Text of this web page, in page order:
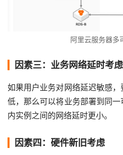
阿里云服务器多
因素三：业务网络延时考虑
如果用户业务对网络延迟敏感
低，那么可以将业务部署到同
内实例之间的网络延时更小。
因素四：硬件新旧考虑